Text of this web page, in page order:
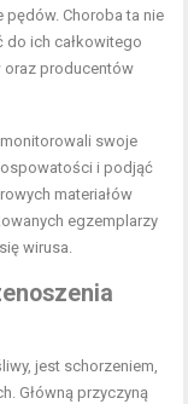
Choroba ta nie
do ich całkowitego
oraz producentów
swoje
i podjąć
materiałów
egzemplarzy
wirusa.
jest schorzeniem,
Główną przyczyną